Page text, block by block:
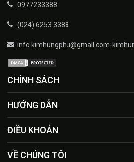
0977233388
(024) 6253 3388
info.kimhungphu@gmail.com-
CHÍNH SÁCH
HƯỚNG DẪN
ĐIỀU KHOẢN
VỀ CHÚNG TÔI